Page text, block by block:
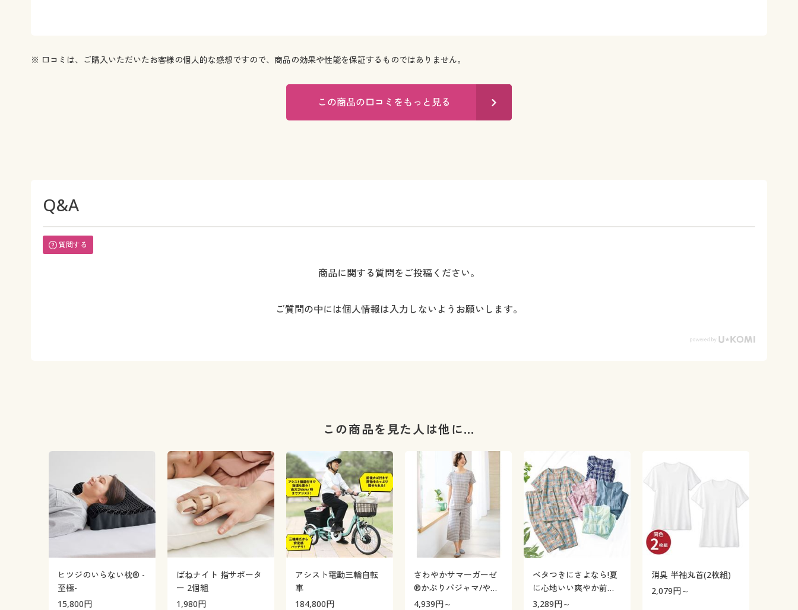
※ 口コミは、ご購入いただいたお客様の個人的な感想ですので、商品の効果や性能を保証するものではありません。
この商品の口コミをもっと見る
Q&A
質問する
商品に関する質問をご投稿ください。
ご質問の中には個人情報は入力しないようお願いします。
この商品を見た人は他に…
ヒツジのいらない枕® -
至極-
15,800円
ばねナイト 指サポータ
ー 2個組
1,980円
アシスト電動三輪自転
車
184,800円
さわやかサマーガーゼ
®かぶりパジャマ/やみ
つきの軽さ!(綿99%)
4,939円～
ベタつきにさよなら!夏
に心地いい爽やか前開
きサッカーパジャマ(綿
3,289円～
消臭 半袖丸首(2枚組)
2,079円～